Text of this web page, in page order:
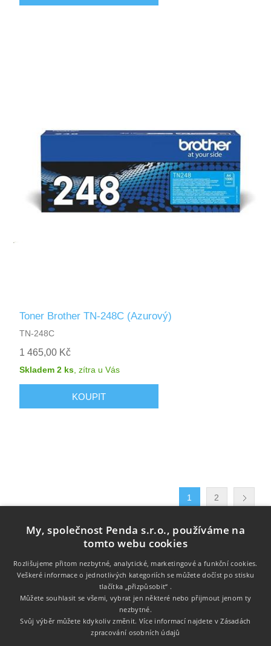
Toner Brother TN-248C (Azurový)
TN-248C
1 465,00 Kč
Skladem 2 ks,zítra u Vás
1 2
Informace
Zákaznický servis
My, společnost Penda s.r.o., používáme na
tomto webu cookies
Rozlišujeme přitom nezbytné, analytické, marketingové a funkční cookies.
Veškeré informace o jednotlivých kategoriích se můžete dočíst po stisku
tlačítka „přizpůsobit“ .
Můžete souhlasit se všemi, vybrat jen některé nebo přijmout jenom ty
nezbytné.
Svůj výběr můžete kdykoliv změnit. Více informací najdete vZásadách
zpracování osobních údajů